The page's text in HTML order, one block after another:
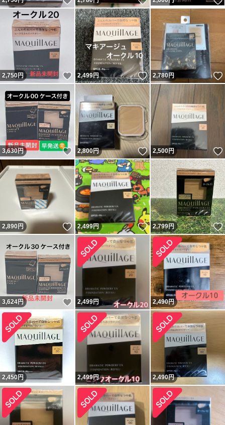
2,750円 いいね！
2,499円 いいね！
2,780円
3,630円 いいね！
2,800円 いいね！
2,500円
2,890円 いいね！
2,499円 いいね！
2,799円
3,624円 いいね！
2,499円 2,490円
2,450円 2,499円 2,490円